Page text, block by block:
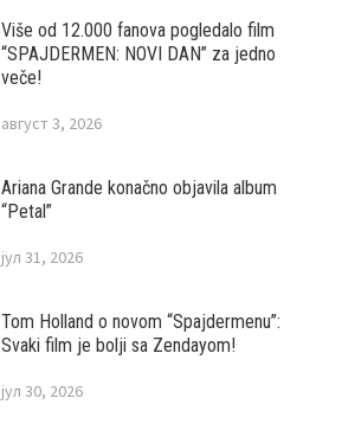
Više od 12.000 fanova pogledalo film
“SPAJDERMEN: NOVI DAN” za jedno
veče!
август 3, 2026
Ariana Grande konačno objavila album
“Petal”
јул 31, 2026
Tom Holland o novom “Spajdermenu”:
Svaki film je bolji sa Zendayom!
јул 30, 2026